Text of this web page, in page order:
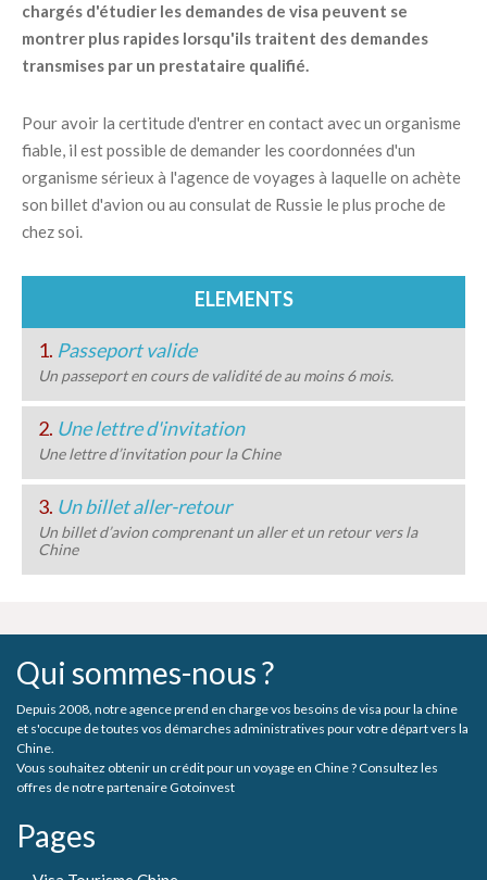
chargés d'étudier les demandes de visa peuvent se
montrer plus rapides lorsqu'ils traitent des demandes
transmises par un prestataire qualifié.
Pour avoir la certitude d'entrer en contact avec un organisme
fiable, il est possible de demander les coordonnées d'un
organisme sérieux à l'agence de voyages à laquelle on achète
son billet d'avion ou au consulat de Russie le plus proche de
chez soi.
ELEMENTS
1. Passeport valide
Un passeport en cours de validité de au moins 6 mois.
2. Une lettre d'invitation
Une lettre d’invitation pour la Chine
3. Un billet aller-retour
Un billet d’avion comprenant un aller et un retour vers la
Chine
Qui sommes-nous ?
Depuis 2008, notre agence prend en charge vos besoins de visa pour la chine
et s'occupe de toutes vos démarches administratives pour votre départ vers la
Chine.
Vous souhaitez obtenir un crédit pour un voyage en Chine ? Consultez les
offres de notre partenaire Gotoinvest
Pages